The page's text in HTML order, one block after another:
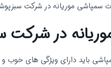
سمپاشی موریانه در شرکت
در شرکت
باید دارای ویژگی های خوب